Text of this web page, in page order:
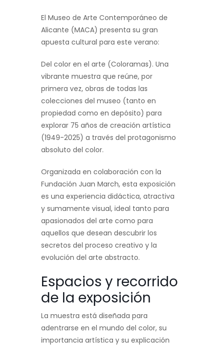
El Museo de Arte Contemporáneo de
Alicante (MACA) presenta su gran
apuesta cultural para este verano:
Del color en el arte (Coloramas). Una
vibrante muestra que reúne, por
primera vez, obras de todas las
colecciones del museo (tanto en
propiedad como en depósito) para
explorar 75 años de creación artística
(1949-2025) a través del protagonismo
absoluto del color.
Organizada en colaboración con la
Fundación Juan March, esta exposición
es una experiencia didáctica, atractiva
y sumamente visual, ideal tanto para
apasionados del arte como para
aquellos que desean descubrir los
secretos del proceso creativo y la
evolución del arte abstracto.
Espacios y recorrido
de la exposición
La muestra está diseñada para
adentrarse en el mundo del color, su
importancia artística y su explicación